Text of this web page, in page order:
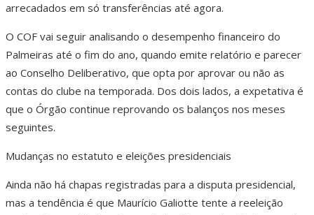
arrecadados em só transferências até agora.
O COF vai seguir analisando o desempenho financeiro do
Palmeiras até o fim do ano, quando emite relatório e parecer
ao Conselho Deliberativo, que opta por aprovar ou não as
contas do clube na temporada. Dos dois lados, a expetativa é
que o Órgão continue reprovando os balanços nos meses
seguintes.
Mudanças no estatuto e eleições presidenciais
Ainda não há chapas registradas para a disputa presidencial,
mas a tendência é que Maurício Galiotte tente a reeleição